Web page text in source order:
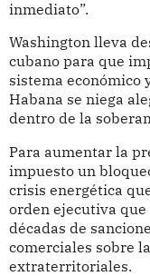
inmediato”.
Washington lleva
cubano para que
sistema económico
Habana se niega
dentro de la
Para aumentar la
impuesto un
crisis energética
orden ejecutiva
décadas de
comerciales sobre
extraterritoriales.